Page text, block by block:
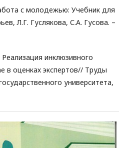
с молодежью: Учебник для
Л.Г. Гуслякова, С.А. Гусова. –
инклюзивного
в оценках экспертов// Труды
университета,